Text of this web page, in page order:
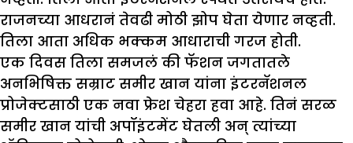
राजनच्या आधरानं तेवढी मोठी झोप घेता येणार नव्हती.
तिला आता अधिक भक्कम आधाराची गरज होती.
एक दिवस तिला समजलं की फॅशन जगतातले
अनभिषिक्त सम्राट समीर खान यांना इंटरनॅशनल
प्रोजेक्टसाठी एक नवा फ्रेश चेहरा हवा आहे. तिनं सरळ
समीर खान यांची अपॉइंटमेंट घेतली अन् त्यांच्या